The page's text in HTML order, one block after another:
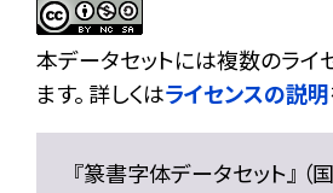
本データセットには複数のライ
ます。 詳しくはライセンスの説明
『篆書字体データセット』